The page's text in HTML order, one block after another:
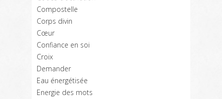
Compostelle
Corps divin
Cœur
Confiance en soi
Croix
Demander
Eau énergétisée
Energie des mots